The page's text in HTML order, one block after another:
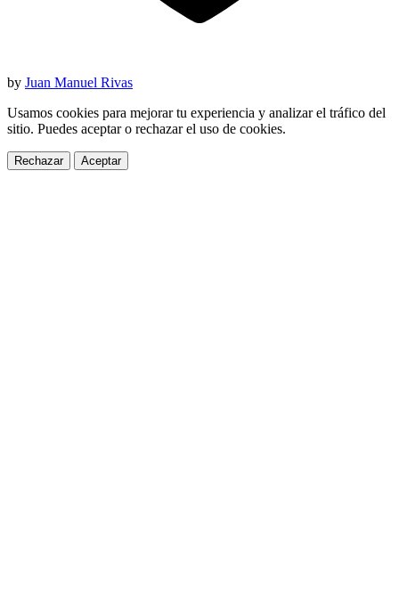
by Juan Manuel Rivas
Usamos cookies para mejorar tu experiencia y analizar el tráfico del
sitio. Puedes aceptar o rechazar el uso de cookies.
Rechazar Aceptar